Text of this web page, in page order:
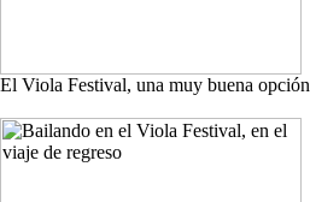
El Viola Festival, una muy buena opción